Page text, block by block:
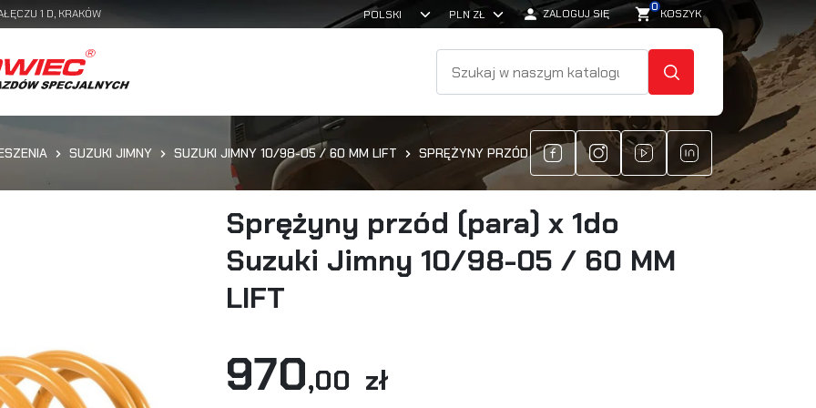
1 D, KRAKÓW  ZALOGUJ SIĘ shopping_cart0 KOSZYK
SZUKAJ
SUZUKI JIMNY SUZUKI JIMNY 10/98-05 / 60 MM LIFT SPRĘŻYNY PRZÓD (PARA) X 1DO SUZUKI JIMNY 10/98-05 / 60 MM
Sprężyny przód (para) x 1do
Suzuki Jimny 10/98-05 / 60 MM
LIFT
970,00 zł